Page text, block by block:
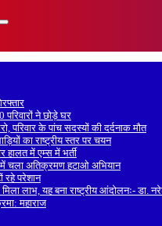
Search
ने छोड़े घर
परिवार के पांच सदस्यों की दर्दनाक मौत
का राष्ट्रीय स्तर पर चयन
हालत में एम्स में भर्ती
में चला अतिक्रमण हटाओ अभियान
रहे परेशान
मिला लाभ, यह बना राष्ट्रीय आंदोलनः- डा.
महाराज